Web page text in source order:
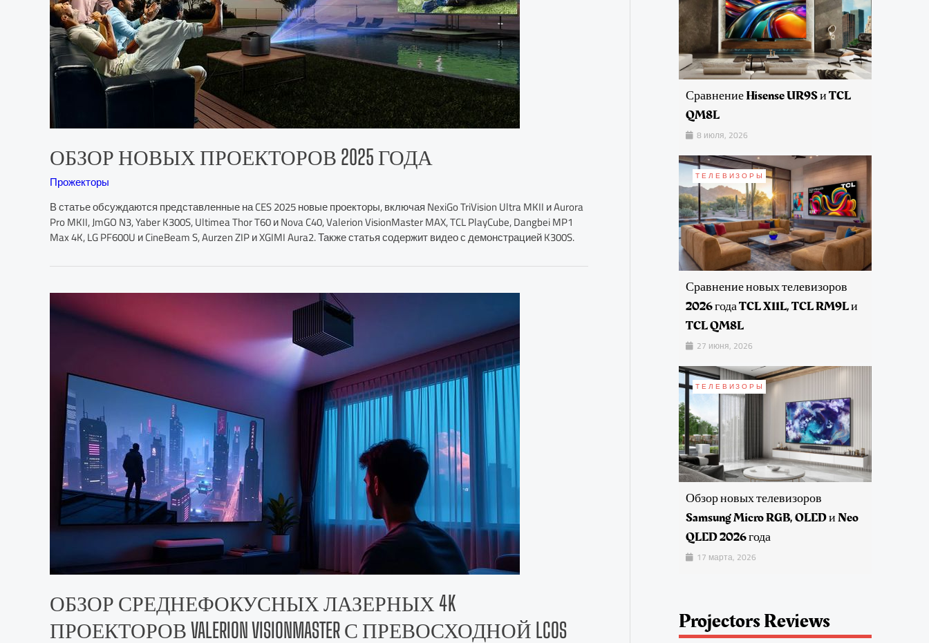
ОБЗОР НОВЫХ ПРОЕКТОРОВ 2025 ГОДА
Прожекторы
В статье обсуждаются представленные на CES 2025 новые проекторы, включая NexiGo TriVision Ultra MKII и Aurora
Pro MKII, JmGO N3, Yaber K300S, Ultimea Thor T60 и Nova C40, Valerion VisionMaster MAX, TCL PlayCube, Dangbei MP1
Max 4K, LG PF600U и CineBeam S, Aurzen ZIP и XGIMI Aura2. Также статья содержит видео с демонстрацией K300S.
ОБЗОР СРЕДНЕФОКУСНЫХ ЛАЗЕРНЫХ 4K
ПРОЕКТОРОВ VALERION VISIONMASTER С ПРЕВОСХОДНОЙ LCOS
Сравнение Hisense UR9S и TCL
QM8L
8 июля, 2026
ТЕЛЕВИЗОРЫ
Сравнение новых телевизоров
2026 года TCL X11L, TCL RM9L и
TCL QM8L
27 июня, 2026
ТЕЛЕВИЗОРЫ
Обзор новых телевизоров
Samsung Micro RGB, OLED и Neo
QLED 2026 года
17 марта, 2026
Projectors Reviews